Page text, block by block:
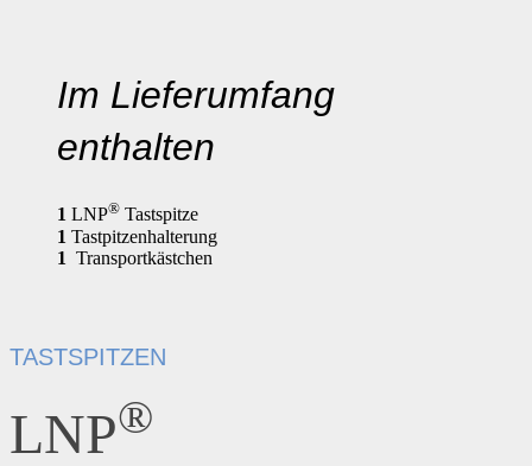
Im Lieferumfang
enthalten
1 LNP® Tastspitze
1 Tastpitzenhalterung
1 Transportkästchen
TASTSPITZEN
LNP®